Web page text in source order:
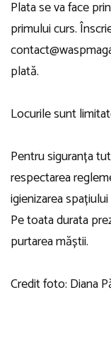
Plata se va face
primului curs.
plată.
Locurile sunt
Pentru siguranța
respectarea
igienizarea
Pe toata durata
purtarea măștii.
Credit foto: Diana